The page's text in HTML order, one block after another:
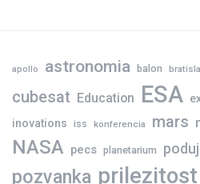
apollo astronomia balon
cubesat Education ESA
inovations iss konferencia mars
NASA pecs planetarium
pozvanka prilezitost